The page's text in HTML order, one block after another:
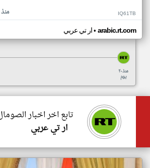
منذ ٢٠ يوم IQ61TB
ار تي عربي• arabic.rt.com
منذ ٢٠
يوم
تابع اخر اخبار
ار تي عربي